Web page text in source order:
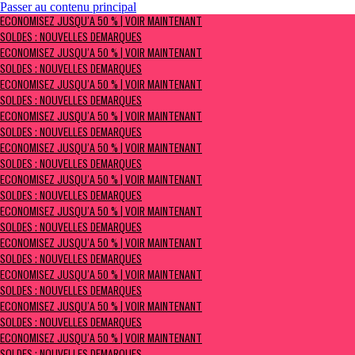
Passer au contenu principal
ÉCONOMISEZ JUSQU’À 50 % | Voir maintenant
Soldes : NOUVELLES DÉMARQUES
ÉCONOMISEZ JUSQU’À 50 % | VOIR MAINTENANT
SOLDES : NOUVELLES DÉMARQUES
ÉCONOMISEZ JUSQU’À 50 % | VOIR MAINTENANT
SOLDES : NOUVELLES DÉMARQUES
ÉCONOMISEZ JUSQU’À 50 % | VOIR MAINTENANT
SOLDES : NOUVELLES DÉMARQUES
ÉCONOMISEZ JUSQU’À 50 % | VOIR MAINTENANT
SOLDES : NOUVELLES DÉMARQUES
ÉCONOMISEZ JUSQU’À 50 % | VOIR MAINTENANT
SOLDES : NOUVELLES DÉMARQUES
ÉCONOMISEZ JUSQU’À 50 % | VOIR MAINTENANT
SOLDES : NOUVELLES DÉMARQUES
ÉCONOMISEZ JUSQU’À 50 % | VOIR MAINTENANT
SOLDES : NOUVELLES DÉMARQUES
ÉCONOMISEZ JUSQU’À 50 % | VOIR MAINTENANT
SOLDES : NOUVELLES DÉMARQUES
ÉCONOMISEZ JUSQU’À 50 % | VOIR MAINTENANT
SOLDES : NOUVELLES DÉMARQUES
ÉCONOMISEZ JUSQU’À 50 % | VOIR MAINTENANT
SOLDES : NOUVELLES DÉMARQUES
ÉCONOMISEZ JUSQU’À 50 % | VOIR MAINTENANT